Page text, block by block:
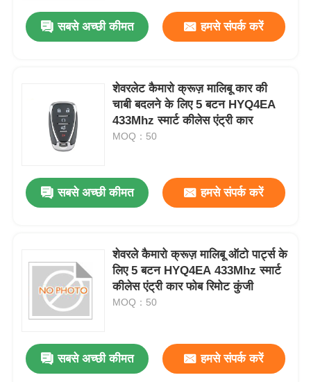
सबसे अच्छी कीमत हमसे संपर्क करें
शेवरलेट कैमारो क्रूज़ मालिबू कार की
चाबी बदलने के लिए 5 बटन HYQ4EA
433Mhz स्मार्ट कीलेस एंट्री कार
MOQ：50
सबसे अच्छी कीमत हमसे संपर्क करें
शेवरले कैमारो क्रूज़ मालिबू ऑटो पार्ट्स के
लिए 5 बटन HYQ4EA 433Mhz स्मार्ट
कीलेस एंट्री कार फोब रिमोट कुंजी
MOQ：50
सबसे अच्छी कीमत हमसे संपर्क करें